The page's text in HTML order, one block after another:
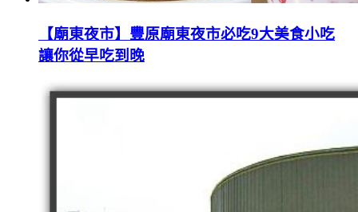
【廟東夜市】豐原廟東夜市必吃9大美食小吃
讓你從早吃到晚